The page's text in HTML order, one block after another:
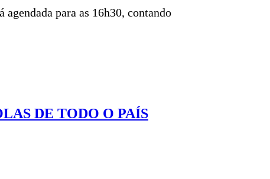
para as 16h30, contando
DE TODO O PAÍS